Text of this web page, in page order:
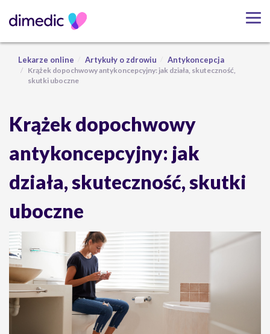
Lekarze online Artykuły o zdrowiu Antykoncepcja
Krążek dopochwowy antykoncepcyjny: jak działa, skuteczność,
skutki uboczne
Krążek dopochwowy
antykoncepcyjny: jak
działa, skuteczność, skutki
uboczne